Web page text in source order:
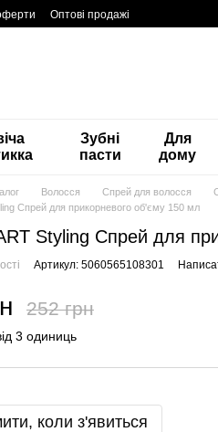
Оптові продажі
Зубні
пасти
Для
дому
Волосся Спрей для волосся
Спрей для прикорневого об'єму 150 мл
Styling Спрей для
Артикул: 5060565108301
252 грн
3 одиниць
коли з'явиться